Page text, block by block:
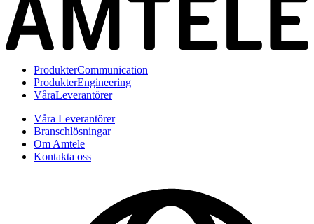
ProdukterCommunication
ProdukterEngineering
VåraLeverantörer
Våra Leverantörer
Branschlösningar
Om Amtele
Kontakta oss